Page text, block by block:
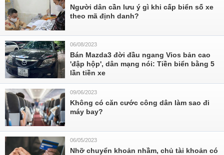
Người dân cần lưu ý gì khi cấp biển số xe
theo mã định danh?
06/08/2023
Bán Mazda3 đời đầu ngang Vios bản cao
'đập hộp', dân mạng nói: Tiền biển bằng 5
lần tiền xe
09/06/2023
Không có căn cước công dân làm sao đi
máy bay?
06/05/2023
Nhỡ chuyển khoản nhầm, chủ tài khoản có